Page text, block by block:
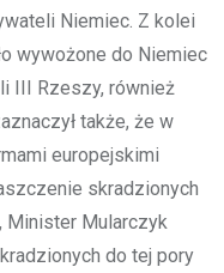
Niemiec. Z kolei
wywożone do Niemiec
III Rzeszy, również
także, że w
europejskimi
skradzionych
Minister Mularczyk
do tej pory